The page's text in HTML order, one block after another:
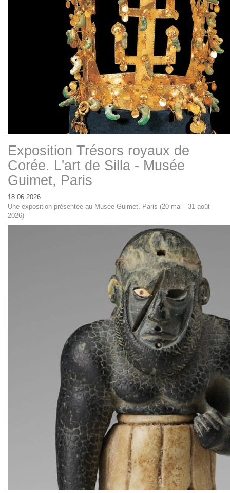
Exposition Trésors royaux de
Corée. L'art de Silla - Musée
Guimet, Paris
18.06.2026
Une exposition présentée au Musée Guimet, Paris (20 mai - 31 août
2026)